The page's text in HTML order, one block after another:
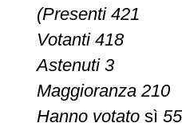
(Presenti 421
Votanti 418
Astenuti 3
Maggioranza 210
Hanno votato sì 55